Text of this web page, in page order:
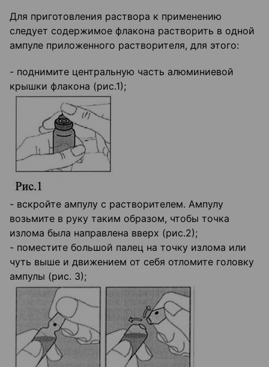
Для приготовления раствора к применению
следует содержимое флакона растворить в одной
ампуле приложенного растворителя, для этого:
- поднимите центральную часть алюминиевой
крышки флакона (рис.1);
- вскройте ампулу с растворителем. Ампулу
возьмите в руку таким образом, чтобы точка
излома была направлена вверх (рис.2);
- поместите большой палец на точку излома или
чуть выше и движением от себя отломите головку
ампулы (рис. 3);